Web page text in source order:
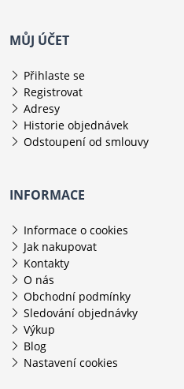
MŮJ ÚČET
Přihlaste se
Registrovat
Adresy
Historie objednávek
Odstoupení od smlouvy
INFORMACE
Informace o cookies
Jak nakupovat
Kontakty
O nás
Obchodní podmínky
Sledování objednávky
Výkup
Blog
Nastavení cookies